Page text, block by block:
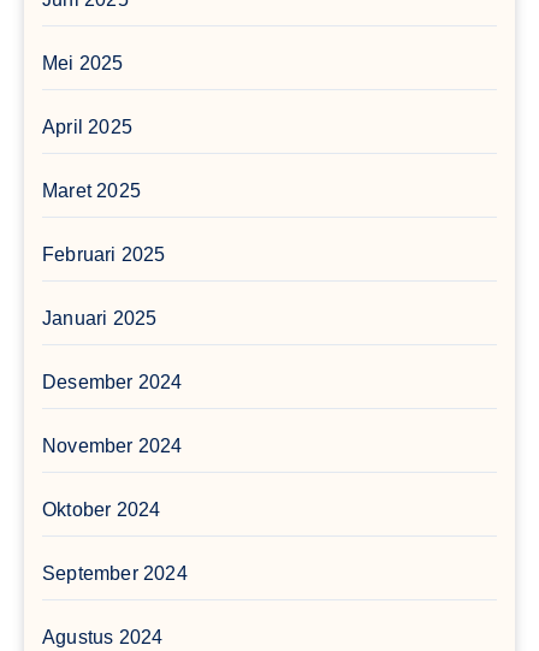
Mei 2025
April 2025
Maret 2025
Februari 2025
Januari 2025
Desember 2024
November 2024
Oktober 2024
September 2024
Agustus 2024